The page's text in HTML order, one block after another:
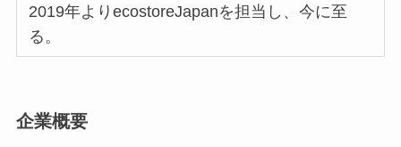
2019年よりecostoreJapanを担当し、今に至
る。
企業概要